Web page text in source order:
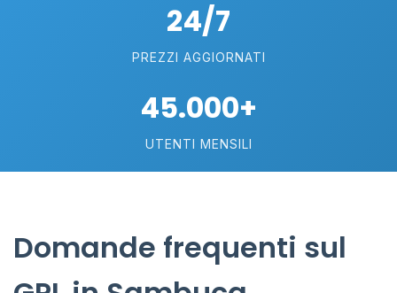
24/7
PREZZI AGGIORNATI
45.000+
UTENTI MENSILI
Domande frequenti sul